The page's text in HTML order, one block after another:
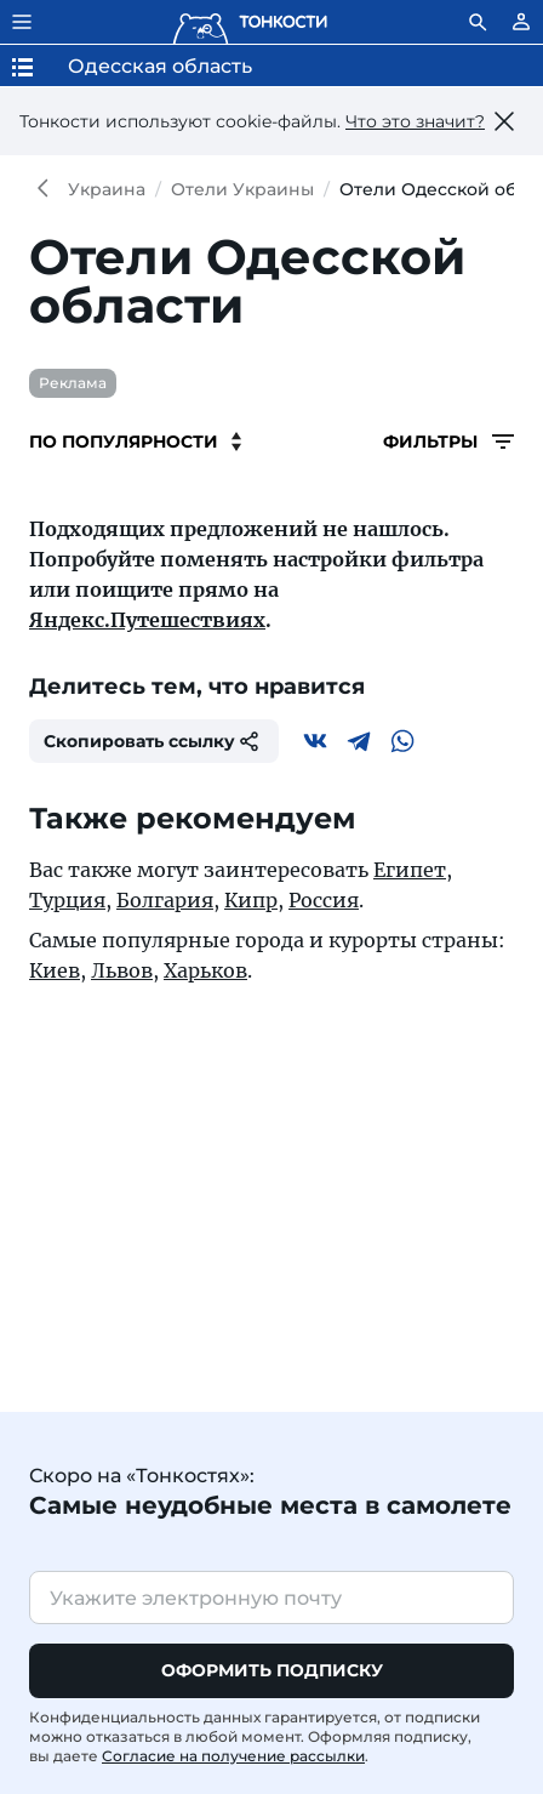
Тонкости используют сookie-файлы. Что это значит?
Одесская область
Украина Отели Украины Отели Одесской
Отели Одесской
области
Реклама
ФИЛЬТРЫ
Подходящих предложений не нашлось.
Попробуйте поменять настройки фильтра
или поищите прямо на
Яндекс.Путешествиях.
Делитесь тем, что нравится
Скопировать ссылку
Также рекомендуем
Вас также могут заинтересовать Египет,
Турция, Болгария, Кипр, Россия.
Самые популярные города и курорты страны:
Киев, Львов, Харьков.
Скоро на «Тонкостях»:
Самые неудобные места в самолете
ОФОРМИТЬ ПОДПИСКУ
Конфиденциальность данных гарантируется, от подписки
можно отказаться в любой момент. Оформляя подписку,
вы даете Согласие на получение рассылки.